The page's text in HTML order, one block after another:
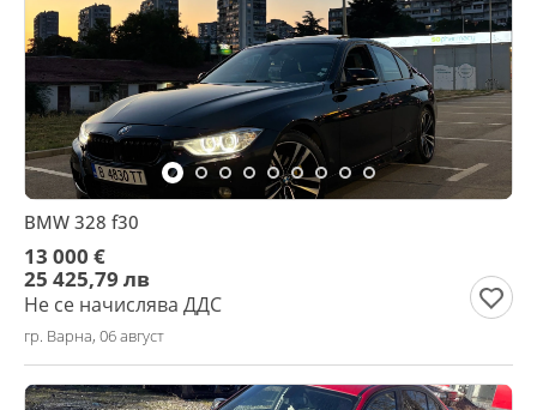
BMW 328 f30
13 000 €
25 425,79 лв
Не се начислява ДДС
гр. Варна, 06 август